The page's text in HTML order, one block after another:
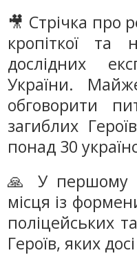
🎥 Стрічка про
кропіткої та
дослідних
України.
обговорити
загиблих
понад 30
🙏 У першому
місця із
поліцейських
Героїв, яких